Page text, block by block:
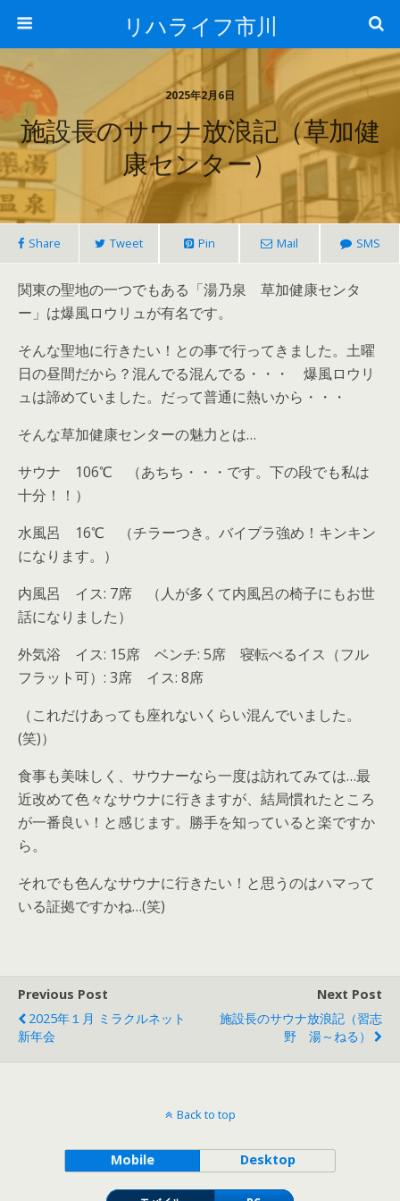
リハライフ市川
2025年2月6日
施設長のサウナ放浪記（草加健
康センター）
Share Tweet Pin Mail SMS
関東の聖地の一つでもある「湯乃泉 草加健康センタ
ー」は爆風ロウリュが有名です。
そんな聖地に行きたい！との事で行ってきました。土曜
日の昼間だから？混んでる混んでる・・・ 爆風ロウリ
ュは諦めていました。だって普通に熱いから・・・
そんな草加健康センターの魅力とは…
サウナ 106℃ （あちち・・・です。下の段でも私は
十分！！）
水風呂 16℃ （チラーつき。バイブラ強め！キンキン
になります。）
内風呂 イス: 7席 （人が多くて内風呂の椅子にもお世
話になりました）
外気浴 イス: 15席 ベンチ: 5席 寝転べるイス（フル
フラット可）: 3席 イス: 8席
（これだけあっても座れないくらい混んでいました。
(笑)）
食事も美味しく、サウナーなら一度は訪れてみては…最
近改めて色々なサウナに行きますが、結局慣れたところ
が一番良い！と感じます。勝手を知っていると楽ですか
ら。
それでも色んなサウナに行きたい！と思うのはハマって
いる証拠ですかね…(笑)
Previous Post
2025年１月 ミラクルネット
新年会
Next Post
施設長のサウナ放浪記（習志
野 湯～ねる）
Back to top
Mobile Desktop